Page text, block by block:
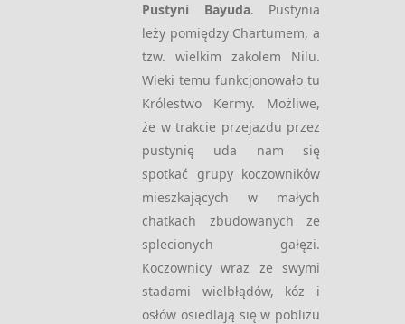
Pustyni Bayuda. Pustynia
leży pomiędzy Chartumem, a
tzw. wielkim zakolem Nilu.
Wieki temu funkcjonowało tu
Królestwo Kermy. Możliwe,
że w trakcie przejazdu przez
pustynię uda nam się
spotkać grupy koczowników
mieszkających w małych
chatkach zbudowanych ze
splecionych gałęzi.
Koczownicy wraz ze swymi
stadami wielbłądów, kóz i
osłów osiedlają się w pobliżu